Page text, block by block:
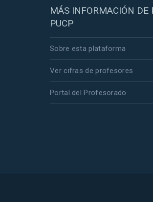
MÁS INFORMACIÓN DE
PUCP
Sobre esta plataforma
Ver cifras de profesores
Portal del Profesorado